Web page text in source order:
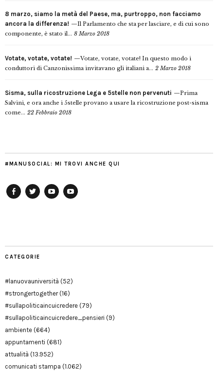
8 marzo, siamo la metà del Paese, ma, purtroppo, non facciamo
ancora la differenza!
Il Parlamento che sta per lasciare, e di cui sono
componente, è stato il... 8 Marzo 2018
Votate, votate, votate!
Votate, votate, votate! In questo modo i
conduttori di Canzonissima invitavano gli italiani a... 2 Marzo 2018
Sisma, sulla ricostruzione Lega e 5stelle non pervenuti
Prima
Salvini, e ora anche i 5stelle provano a usare la ricostruzione post-sisma
come... 22 Febbraio 2018
#MANUSOCIAL: MI TROVI ANCHE QUI
CATEGORIE
#lanuovauniversità (52)
#strongertogether(16)
#sullapoliticaincuicredere (79)
#sullapoliticaincuicredere_pensieri (9)
ambiente (664)
appuntamenti (681)
attualità (13.952)
comunicati stampa (1.062)